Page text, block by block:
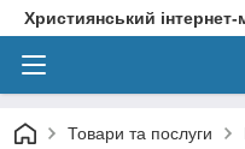
Християнський
Товари та послуги